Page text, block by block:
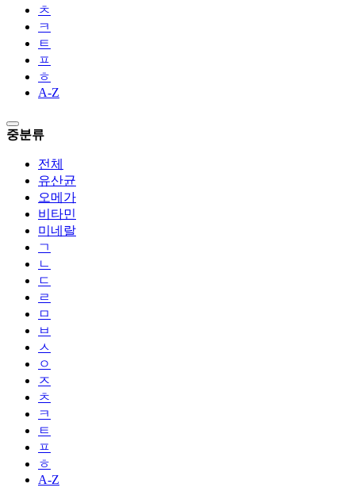
ㅊ
ㅋ
ㅌ
ㅍ
ㅎ
A-Z
중분류
전체
유산균
오메가
비타민
미네랄
ㄱ
ㄴ
ㄷ
ㄹ
ㅁ
ㅂ
ㅅ
ㅇ
ㅈ
ㅊ
ㅋ
ㅌ
ㅍ
ㅎ
A-Z